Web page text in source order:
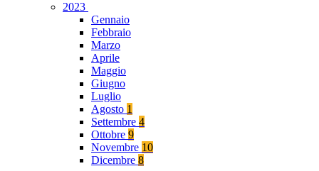
2023
Gennaio
Febbraio
Marzo
Aprile
Maggio
Giugno
Luglio
Agosto 1
Settembre 4
Ottobre 9
Novembre 10
Dicembre 8